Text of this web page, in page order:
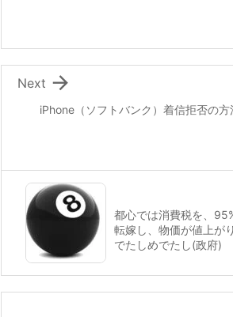
iPhone（ソフトバンク）着信拒否の方

Next
都心では消費税を、
転嫁し、物価が値上が
でたしめでたし(政府)